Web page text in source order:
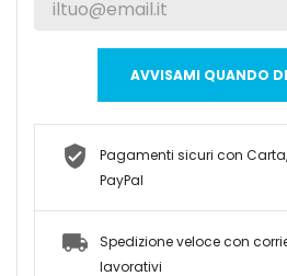
AVVISAMI QUANDO
Pagamenti sicuri con
PayPal
Spedizione veloce con
lavorativi